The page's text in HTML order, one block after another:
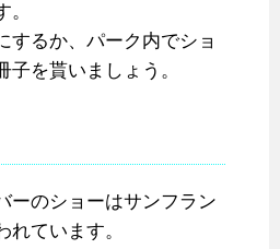
するか、パーク内でショ
子を貰いましょう。
ーのショーはサンフラン
れています。